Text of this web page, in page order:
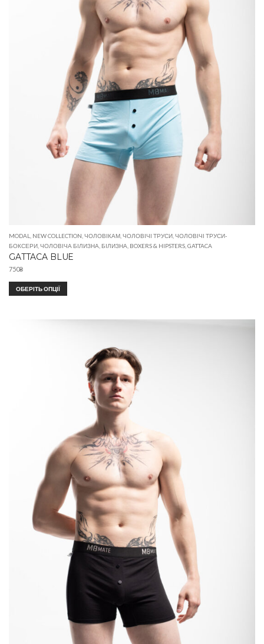
MODAL, NEW COLLECTION,ЧОЛОВІКАМ,ЧОЛОВІЧІ ТРУСИ,ЧОЛОВІЧІ ТРУСИ-
БОКСЕРИ,ЧОЛОВІЧА БІЛИЗНА,БІЛИЗНА, BOXERS & HIPSTERS,GATTACA
GATTACA BLUE
750₴
ОБЕРІТЬ ОПЦІЇ